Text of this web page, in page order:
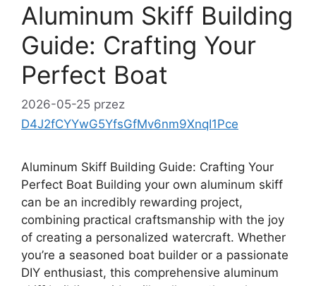
Aluminum Skiff Building
Guide: Crafting Your
Perfect Boat
2026-05-25 przez
D4J2fCYYwG5YfsGfMv6nm9XnqI1Pce
Aluminum Skiff Building Guide: Crafting Your
Perfect Boat Building your own aluminum skiff
can be an incredibly rewarding project,
combining practical craftsmanship with the joy
of creating a personalized watercraft. Whether
you’re a seasoned boat builder or a passionate
DIY enthusiast, this comprehensive aluminum